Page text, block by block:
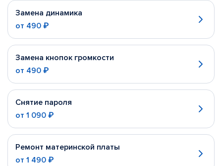
Замена динамика
от 490 ₽
Замена кнопок громкости
от 490 ₽
Снятие пароля
от 1 090 ₽
Ремонт материнской платы
от 1 490 ₽